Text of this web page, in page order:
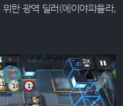
한 광역 딜러(에이야퍄들라,